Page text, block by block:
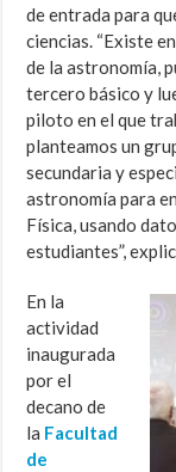
de entrada para
ciencias. “Existe
de la astronomía,
tercero básico y
piloto en el que
planteamos un
secundaria y
astronomía para
Física, usando
estudiantes”,
En la
actividad
inaugurada
por el
decano de
la Facultad
de